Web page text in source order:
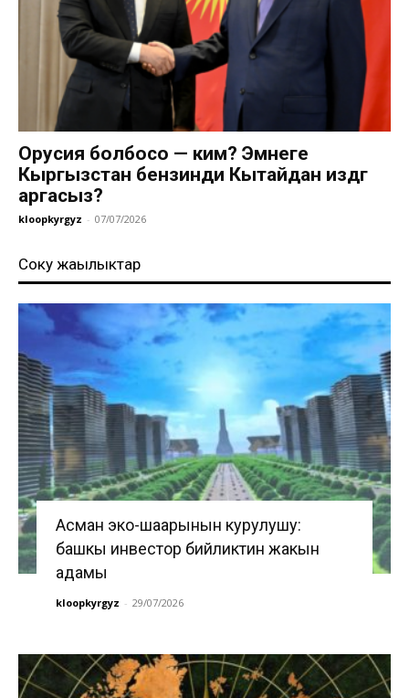
Орусия болбосо — ким? Эмнеге
Кыргызстан бензинди Кытайдан издөөгө
аргасыз?
kloopkyrgyz - 07/07/2026
Соңку жаңылыктар
Асман эко-шаарынын курулушу:
башкы инвестор бийликтин жакын
адамы
kloopkyrgyz - 29/07/2026